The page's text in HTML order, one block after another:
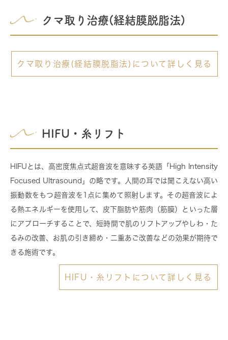
クマ取り治療(経結膜脱脂法)
クマ取り治療(経結膜脱脂法)について詳しく見る
HIFU・糸リフト
HIFUとは、高密度焦点式超音波を意味する英語「High Intensity
Focused Ultrasound」の略です。人間の耳では聞こえない高い
振動数をもつ超音波を1点に集めて照射します。 その超音波によ
る熱エネルギーを使用して、皮下脂肪や筋肉（筋膜）といった層
にアプローチすることで、短時間で肌のリフトアップやしわ・た
るみの改善、お肌の引き締め・二重あご改善などの効果が期待で
きる施術です。
HIFU・糸リフトについて詳しく見る